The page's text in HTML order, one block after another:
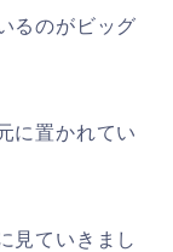
るのがビッグ
に置かれてい
見ていきまし